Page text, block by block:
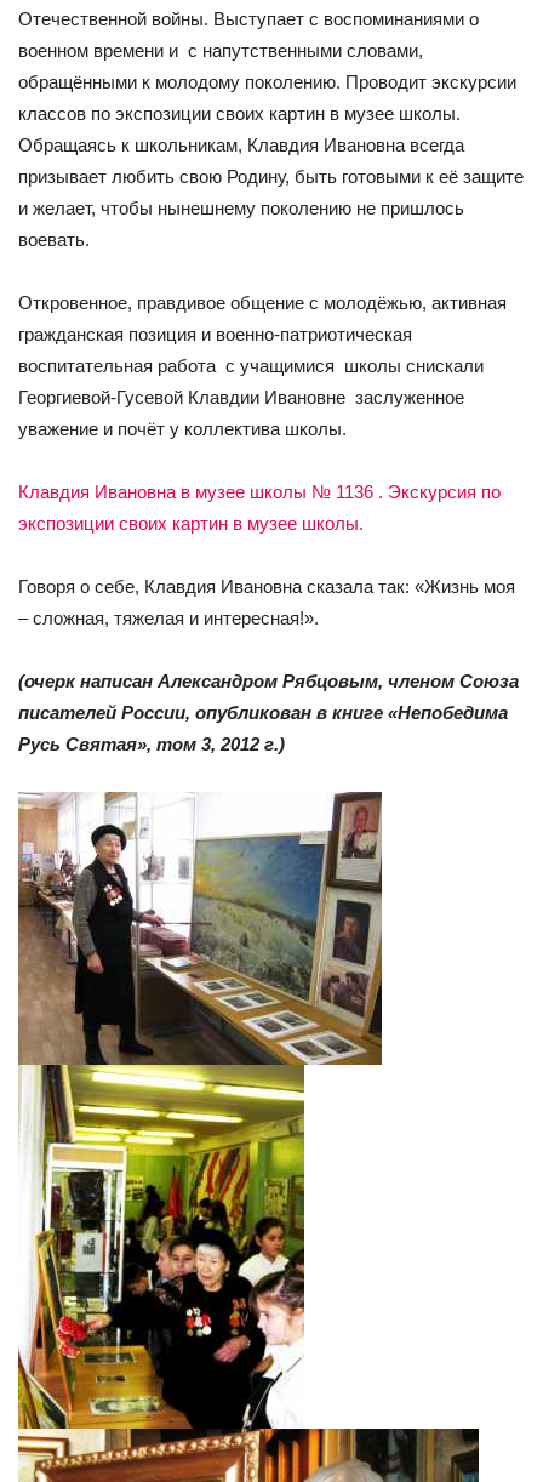
Отечественной войны. Выступает с воспоминаниями о
военном времени и с напутственными словами,
обращёнными к молодому поколению. Проводит экскурсии
классов по экспозиции своих картин в музее школы.
Обращаясь к школьникам, Клавдия Ивановна всегда
призывает любить свою Родину, быть готовыми к её защите
и желает, чтобы нынешнему поколению не пришлось
воевать.
Откровенное, правдивое общение с молодёжью, активная
гражданская позиция и военно-патриотическая
воспитательная работа с учащимися школы снискали
Георгиевой-Гусевой Клавдии Ивановне заслуженное
уважение и почёт у коллектива школы.
Клавдия Ивановна в музее школы № 1136 . Экскурсия по
экспозиции своих картин в музее школы.
Говоря о себе, Клавдия Ивановна сказала так: «Жизнь моя
– сложная, тяжелая и интересная!».
(очерк написан Александром Рябцовым, членом Союза
писателей России, опубликован в книге «Непобедима
Русь Святая», том 3, 2012 г.)